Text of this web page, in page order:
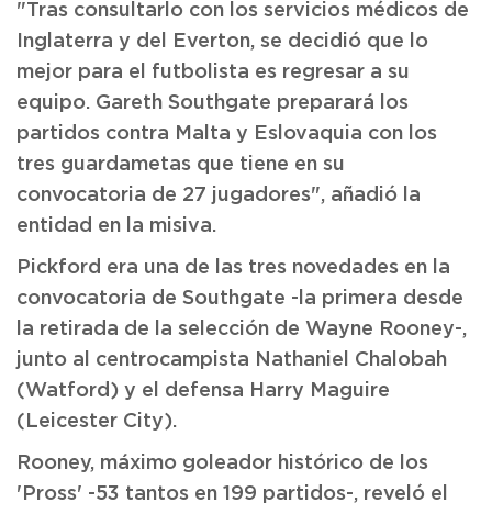
"Tras consultarlo con los servicios médicos de
Inglaterra y del Everton, se decidió que lo
mejor para el futbolista es regresar a su
equipo. Gareth Southgate preparará los
partidos contra Malta y Eslovaquia con los
tres guardametas que tiene en su
convocatoria de 27 jugadores", añadió la
entidad en la misiva.
Pickford era una de las tres novedades en la
convocatoria de Southgate -la primera desde
la retirada de la selección de Wayne Rooney-,
junto al centrocampista Nathaniel Chalobah
(Watford) y el defensa Harry Maguire
(Leicester City).
Rooney, máximo goleador histórico de los
'Pross' -53 tantos en 199 partidos-, reveló el